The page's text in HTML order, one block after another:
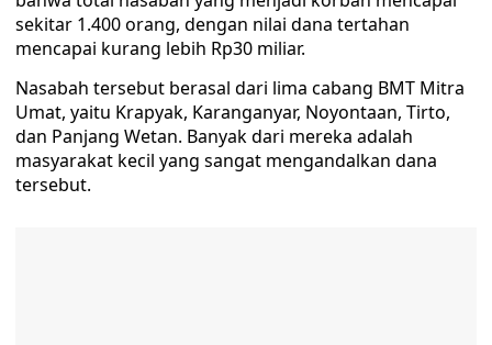
sekitar 1.400 orang, dengan nilai dana tertahan
mencapai kurang lebih Rp30 miliar.
Nasabah tersebut berasal dari lima cabang BMT Mitra
Umat, yaitu Krapyak, Karanganyar, Noyontaan, Tirto,
dan Panjang Wetan. Banyak dari mereka adalah
masyarakat kecil yang sangat mengandalkan dana
tersebut.